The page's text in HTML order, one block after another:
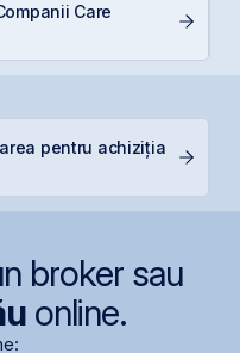
Care
pentru achiziția
broker sau
online.